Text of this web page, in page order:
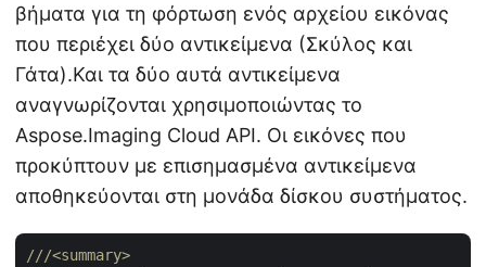
βήματα για τη φόρτωση ενός αρχείου εικόνας
που περιέχει δύο αντικείμενα (Σκύλος και
Γάτα).Και τα δύο αυτά αντικείμενα
αναγνωρίζονται χρησιμοποιώντας το
Aspose.Imaging Cloud API. Οι εικόνες που
προκύπτουν με επισημασμένα αντικείμενα
αποθηκεύονται στη μονάδα δίσκου συστήματος.
///<summary>